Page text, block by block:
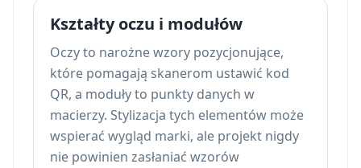
Kształty oczu i modułów
Oczy to narożne wzory pozycjonujące,
które pomagają skanerom ustawić kod
QR, a moduły to punkty danych w
macierzy. Stylizacja tych elementów może
wspierać wygląd marki, ale projekt nigdy
nie powinien zasłaniać wzorów